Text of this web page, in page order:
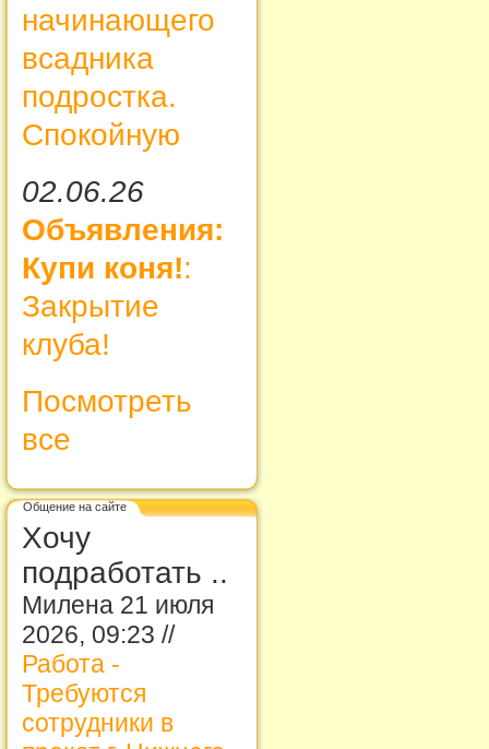
начинающего
всадника
подростка.
Спокойную
02.06.26
Объявления:
Купи коня!:
Закрытие
клуба!
Посмотреть
все
Общение на сайте
Хочу
подработать ..
Милена 21 июля
2026, 09:23 //
Работа -
Требуются
сотрудники в